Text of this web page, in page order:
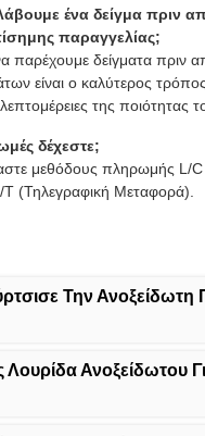
ένα δείγμα πριν
παραγγελίας;
παρέχουμε δείγματα πριν
είναι ο καλύτερος
της ποιότητας
δέχεστε;
μεθόδους πληρωμής L/C
T (Τηλεγραφική Μεταφορά).
Την Ανοξείδωτη
Λουρίδα Ανοξείδωτου